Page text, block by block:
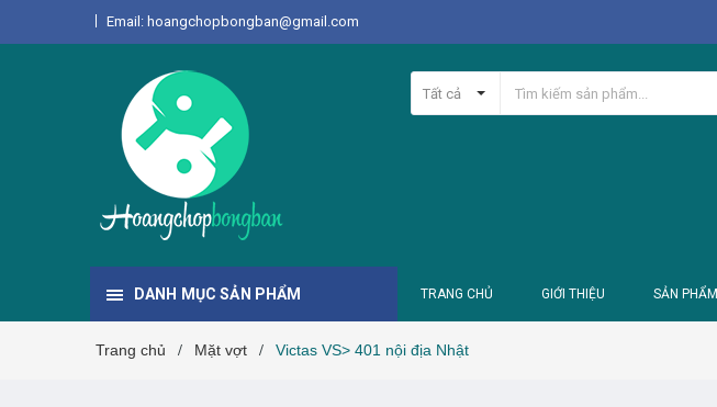
Email: hoangchopbongban@gmail.com
Tất cả
DANH MỤC SẢN PHẨM TRANG CHỦ GIỚI THIỆU SẢN PHẨM
Trang chủ / Mặt vợt / Victas VS> 401 nội địa Nhật